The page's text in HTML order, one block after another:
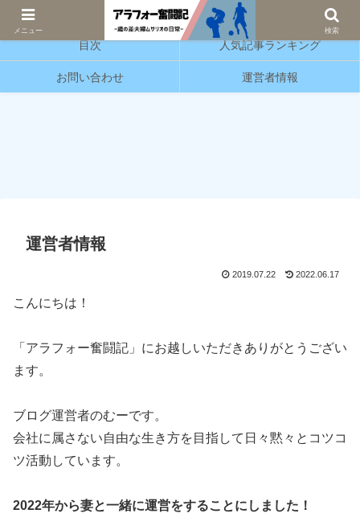
サッカーと育児の情報発信をしています。
目次 人気記事ランキング
お問い合わせ 運営者情報
運営者情報
2019.07.22 2022.06.17
こんにちは！
「アラフォー奮闘記」にお越しいただきありがとうござい
ます。
ブログ運営者のむーです。
会社に属さない自由な生き方を目指して日々黙々とコツコ
ツ活動しています。
2022年から妻と一緒に運営をすることにしました！
メニュー 検索